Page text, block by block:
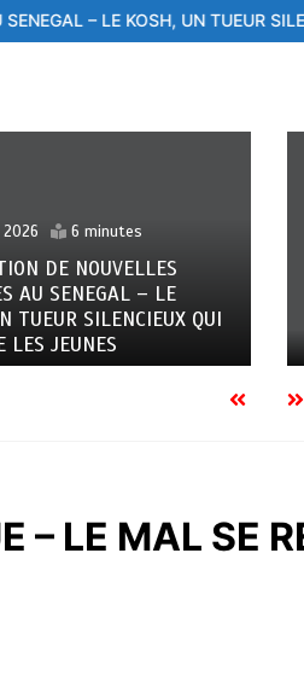
TUEUR SILENCIEUX QUI MENACE
2026 4 minutes
– LE MAL SE